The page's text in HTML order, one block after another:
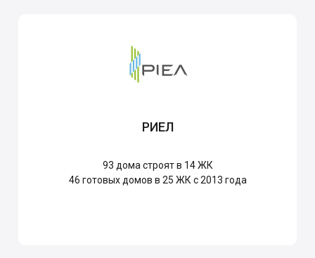
РИЕЛ
93 дома строят в 14 ЖК
46 готовых домов в 25 ЖК с 2013 года